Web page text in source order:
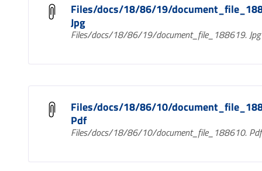
Files/docs/18/86/19/
Jpg
Files/docs/18/86/19/document_file_188619. Jpg
Files/docs/18/86/10/
Pdf
Files/docs/18/86/10/document_file_188610. Pdf